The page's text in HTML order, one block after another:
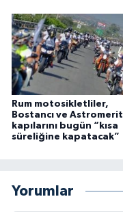
Rum motosikletliler,
Bostancı ve Astromerit
kapılarını bugün “kısa
süreliğine kapatacak”
Yorumlar